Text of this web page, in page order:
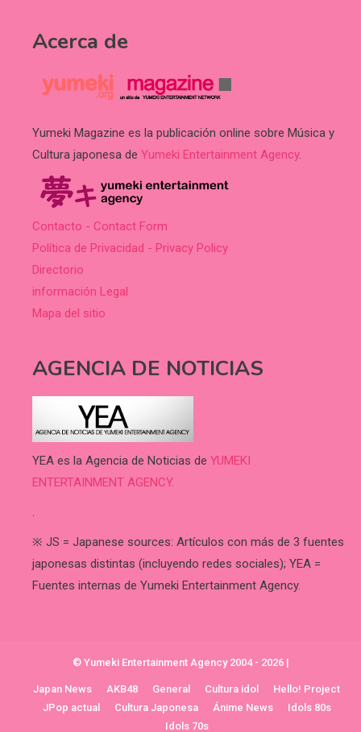
Acerca de
Yumeki Magazine es la publicación online sobre Música y
Cultura japonesa de Yumeki Entertainment Agency.
Contacto - Contact Form
Política de Privacidad - Privacy Policy
Directorio
información Legal
Mapa del sitio
AGENCIA DE NOTICIAS
YEA es la Agencia de Noticias de YUMEKI
ENTERTAINMENT AGENCY.
.
※ JS = Japanese sources: Artículos con más de 3 fuentes
japonesas distintas (incluyendo redes sociales); YEA =
Fuentes internas de Yumeki Entertainment Agency.
© Yumeki Entertainment Agency 2004 - 2026 |
Japan News AKB48 General Cultura idol
Hello! Project
JPop actual
Cultura Japonesa Ánime News
Idols 80s
Idols 70s